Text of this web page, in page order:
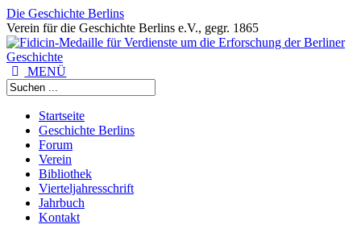
Die Geschichte Berlins
Verein für die Geschichte Berlins e.V., gegr. 1865
MENÜ
Startseite
Geschichte Berlins
Forum
Verein
Bibliothek
Vierteljahresschrift
Jahrbuch
Kontakt